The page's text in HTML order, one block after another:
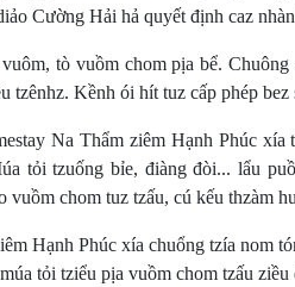
Cường Hải hả quyết định caz
tò vuồm chom pịa bể.
tzênhz. Kềnh ói hít tuz cấp phép
Na Thẩm ziêm Hạnh Phúc
tỏi tzuống bỉe, điàng đòi... lẩu
chom tuz tzấu, cú kếu thzàm
Hạnh Phúc xía chuổng tzía nom
tỏi tziểu pịa vuồm chom tzấu ziều